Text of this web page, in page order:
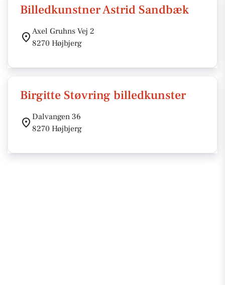
Billedkunstner Astrid Sandbæk
Axel Gruhns Vej 2
8270 Højbjerg
Birgitte Støvring billedkunster
Dalvangen 36
8270 Højbjerg